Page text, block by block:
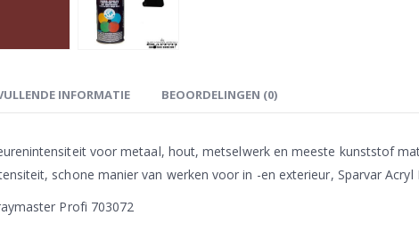
INFORMATIE BEOORDELINGEN (0)
voor metaal, hout, metselwerk en meeste kunststof
schone manier van werken voor in -en exterieur, Sparvar
Profi 703072